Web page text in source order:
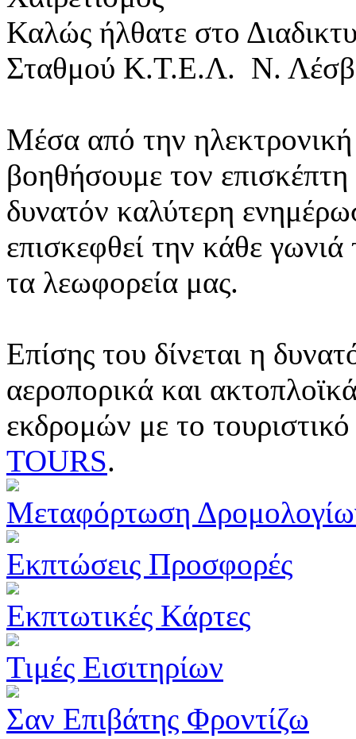
Καλώς ήλθατε στο
Σταθμού Κ.Τ.Ε.Λ. Ν.
Μέσα από την ηλεκτρονική
βοηθήσουμε τον
δυνατόν καλύτερη
επισκεφθεί την κάθε
τα λεωφορεία μας.
Επίσης του δίνεται η
αεροπορικά και
εκδρομών με το
TOURS.
Μεταφόρτωση
Εκπτώσεις Προσφορές
Εκπτωτικές Κάρτες
Τιμές Εισιτηρίων
Σαν Επιβάτης Φροντίζω